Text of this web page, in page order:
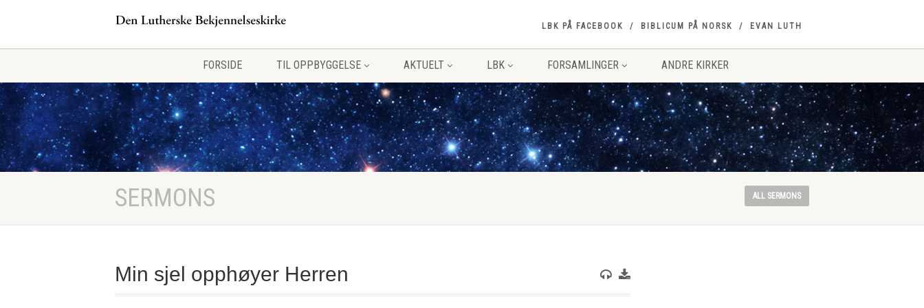
LBK PÅ FACEBOOK BIBLICUM PÅ NORSK EVAN LUTH
FORSIDE TIL OPPBYGGELSE AKTUELT LBK FORSAMLINGER ANDRE KIRKER
SERMONS ALL SERMONS
Min sjel opphøyer Herren